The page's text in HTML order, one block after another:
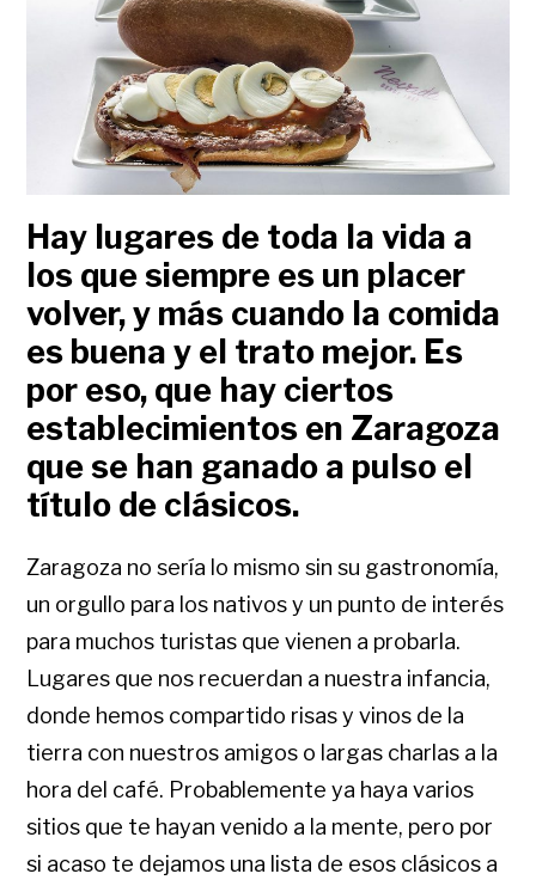
Hay lugares de toda la vida a
los que siempre es un placer
volver, y más cuando la comida
es buena y el trato mejor. Es
por eso, que hay ciertos
establecimientos en Zaragoza
que se han ganado a pulso el
título de clásicos.
Zaragoza no sería lo mismo sin su gastronomía,
un orgullo para los nativos y un punto de interés
para muchos turistas que vienen a probarla.
Lugares que nos recuerdan a nuestra infancia,
donde hemos compartido risas y vinos de la
tierra con nuestros amigos o largas charlas a la
hora del café. Probablemente ya haya varios
sitios que te hayan venido a la mente, pero por
si acaso te dejamos una lista de esos clásicos a